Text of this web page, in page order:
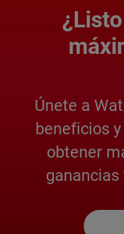
Únete a
beneficios
obtener